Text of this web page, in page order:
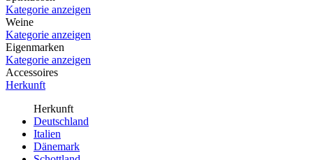
Kategorie anzeigen
Weine
Kategorie anzeigen
Eigenmarken
Kategorie anzeigen
Accessoires
Herkunft
Herkunft
Deutschland
Italien
Dänemark